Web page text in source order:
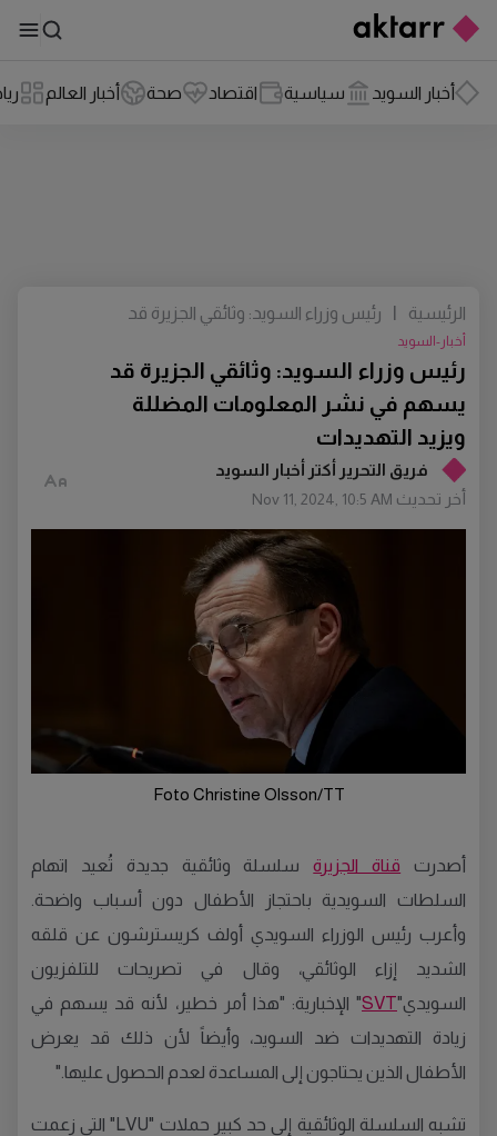
أخبار السويد سياسية اقتصاد صحة أخبار العالم
فريق التحرير أكتر أخبار السويد
أخر تحديث Nov 11, 2024, 10:5 AM
رئيس وزراء السويد: وثائقي الجزيرة قد
يسهم في نشر المعلومات المضللة
ويزيد التهديدات
أخبار-السويد
الرئيسية
رئيس وزراء السويد: وثائقي الجزيرة قد
التهديدات
Foto Christine Olsson/TT
أصدرت قناة الجزيرةسلسلة وثائقية جديدة تُعيد اتهام
السلطات السويدية باحتجاز الأطفال دون أسباب واضحة.
وأعرب رئيس الوزراء السويدي أولف كريسترشون عن قلقه
الشديد إزاء الوثائقي، وقال في تصريحات للتلفزيون
السويدي"SVT" الإخبارية: "هذا أمر خطير، لأنه قد يسهم في
زيادة التهديدات ضد السويد، وأيضاً لأن ذلك قد يعرض
الأطفال الذين يحتاجون إلى المساعدة لعدم الحصول عليها."
تشبه السلسلة الوثائقية إلى حد كبير حملات "LVU" التي زعمت